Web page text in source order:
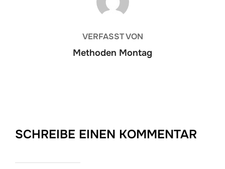
VERFASST VON
Methoden Montag
SCHREIBE EINEN KOMMENTAR